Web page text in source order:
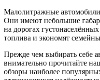
Малолитражные
Они имеют небольшие
на дорогах
топлива и экономят
Прежде чем выбирать себе
внимательно прочитайте
обзоры наиболее